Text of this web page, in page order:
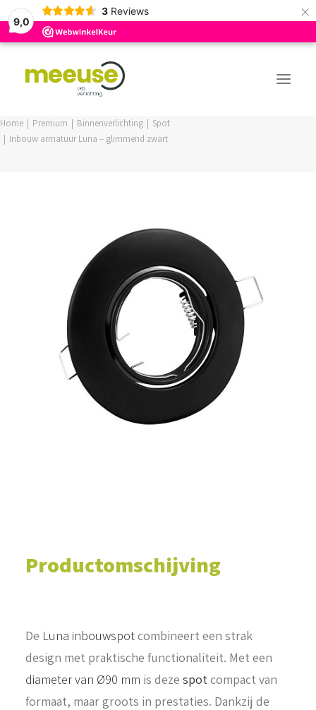
9,0
3 Reviews ×
LOGIN / REGISTER
WINKELWAGEN
Home Premium Binnenverlichting
Spot
Inbouw armatuur Luna – glimmend zwart
Productomschijving
De Luna inbouwspotcombineert een strak
design met praktische functionaliteit. Met een
diameter van Ø90 mm is deze spotcompact van
formaat, maar groots in prestaties. Dankzij de